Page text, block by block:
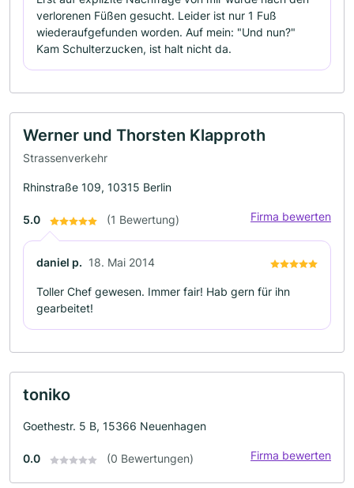
verlorenen Füßen gesucht. Leider ist nur 1 Fuß
wiederaufgefunden worden. Auf mein: "Und nun?"
Kam Schulterzucken, ist halt nicht da.
Werner und Thorsten Klapproth
Strassenverkehr
Rhinstraße 109, 10315 Berlin
5.0 (1 Bewertung) Firma bewerten
daniel p. 18. Mai 2014
Toller Chef gewesen. Immer fair! Hab gern für ihn
gearbeitet!
toniko
Goethestr. 5 B, 15366 Neuenhagen
0.0 (0 Bewertungen) Firma bewerten